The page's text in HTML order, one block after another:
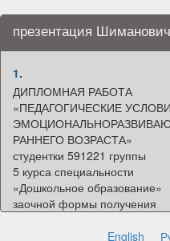
презентация Шиманович
1.
ДИПЛОМНАЯ РАБОТА
«ПЕДАГОГИЧЕСКИЕ
РАННЕГО ВОЗРАСТА»
студентки 591221 группы
5 курса специальности
«Дошкольное образование»
заочной формы получения
Шиманович ЛюбовьEnglish